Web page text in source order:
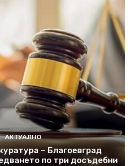
АКТУАЛНО
– Благоевград
по три досъдебни